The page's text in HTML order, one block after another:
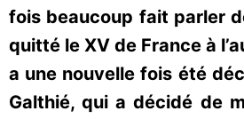
fois beaucoup fait parler
quitté le XV de France à
a une nouvelle fois été
Galthié, qui a décidé de